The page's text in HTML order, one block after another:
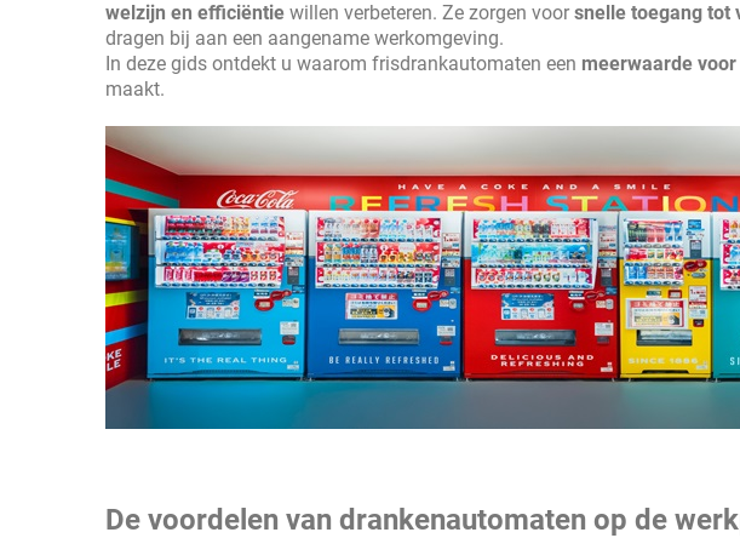
welzijn en efficiëntie willen verbeteren. Ze zorgen voor snelle toegang tot
dragen bij aan een aangename werkomgeving.
In deze gids ontdekt u waarom frisdrankautomaten een meerwaarde
maakt.
De voordelen van drankenautomaten op de